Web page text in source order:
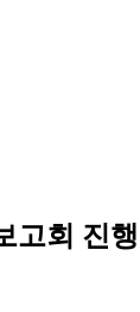
고회 진행